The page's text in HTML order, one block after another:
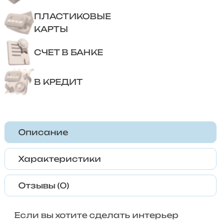
ПЛАСТИКОВЫЕ
КАРТЫ
СЧЕТ В БАНКЕ
В КРЕДИТ
Описание
Характеристики
Отзывы (0)
Если вы хотите сделать интерьер